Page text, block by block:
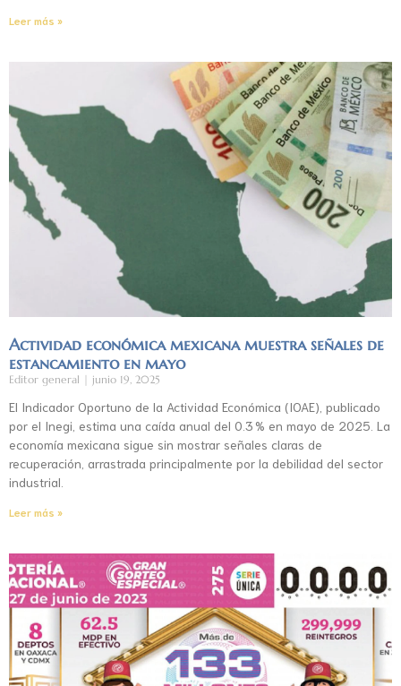
Leer más »
Actividad económica mexicana muestra señales de
estancamiento en mayo
Editor general junio 19, 2025
El Indicador Oportuno de la Actividad Económica (IOAE), publicado
por el Inegi, estima una caída anual del 0.3 % en mayo de 2025. La
economía mexicana sigue sin mostrar señales claras de
recuperación, arrastrada principalmente por la debilidad del sector
industrial.
Leer más »